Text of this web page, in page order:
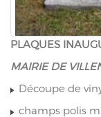
PLAQUES
MAIRIE DE
Découpe de
champs polis